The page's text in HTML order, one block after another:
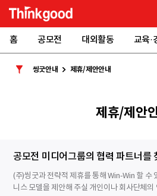
홈 공모전 대외활동 교육·
씽굿안내 제휴/제안안내
제휴/제안
공모전 미디어그룹의 협력 파트너를
(주)씽굿과 전략적 제휴를 통해 Win-Win 할 수
니스 모델을 제안해 주실 개인이나 회사단체의